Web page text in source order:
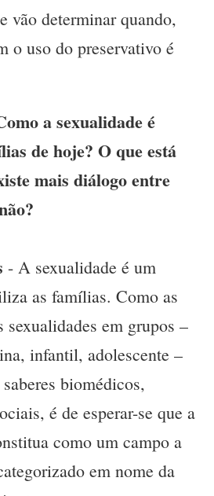
vão determinar quando,
o uso do preservativo é
a sexualidade é
de hoje? O que está
mais diálogo entre
- A sexualidade é um
as famílias. Como as
sexualidades em grupos –
infantil, adolescente –
biomédicos,
é de esperar-se que a
como um campo a
em nome da